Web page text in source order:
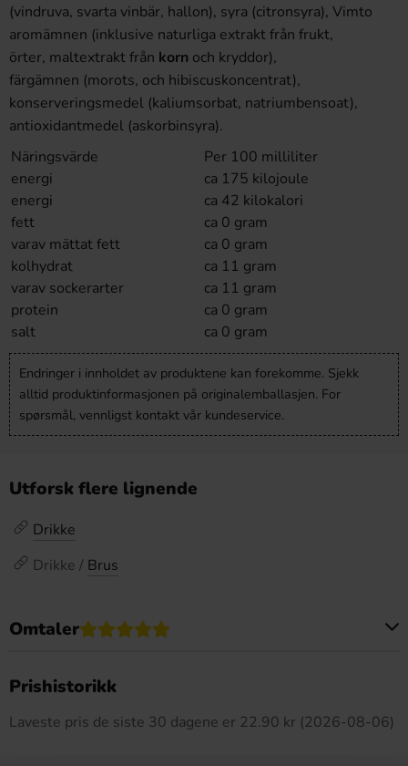
(vindruva, svarta vinbär, hallon), syra (citronsyra), Vimto
aromämnen (inklusive naturliga extrakt från frukt,
örter, maltextrakt från korn och kryddor),
färgämnen (morots, och hibiscuskoncentrat),
konserveringsmedel (kaliumsorbat, natriumbensoat),
antioxidantmedel (askorbinsyra).
Näringsvärde
Per 100 milliliter
energi
ca 175 kilojoule
energi
ca 42 kilokalori
fett
ca 0 gram
varav mättat fett
ca 0 gram
kolhydrat
ca 11 gram
varav sockerarter
ca 11 gram
protein
ca 0 gram
salt
ca 0 gram
Endringer i innholdet av produktene kan forekomme. Sjekk
alltid produktinformasjonen på originalemballasjen. For
spørsmål, vennligst kontakt vår kundeservice.
Utforsk flere lignende
Drikke
Drikke / Brus
Omtaler
Prishistorikk
Laveste pris de siste 30 dagene er 22.90 kr (2026-08-06)